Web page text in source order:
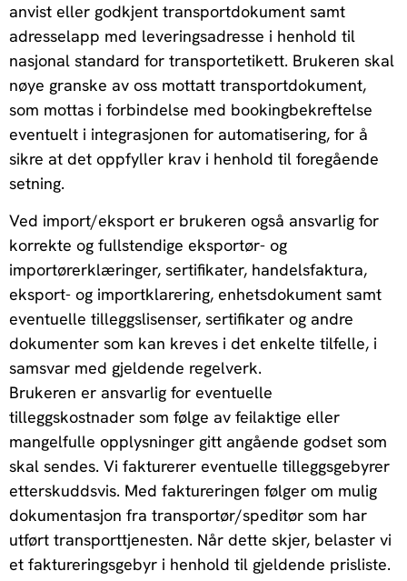
anvist eller godkjent transportdokument samt
adresselapp med leveringsadresse i henhold til
nasjonal standard for transportetikett. Brukeren skal
nøye granske av oss mottatt transportdokument,
som mottas i forbindelse med bookingbekreftelse
eventuelt i integrasjonen for automatisering, for å
sikre at det oppfyller krav i henhold til foregående
setning.
Ved import/eksport er brukeren også ansvarlig for
korrekte og fullstendige eksportør- og
importørerklæringer, sertifikater, handelsfaktura,
eksport- og importklarering, enhetsdokument samt
eventuelle tilleggslisenser, sertifikater og andre
dokumenter som kan kreves i det enkelte tilfelle, i
samsvar med gjeldende regelverk.
Brukeren er ansvarlig for eventuelle
tilleggskostnader som følge av feilaktige eller
mangelfulle opplysninger gitt angående godset som
skal sendes. Vi fakturerer eventuelle tilleggsgebyrer
etterskuddsvis. Med faktureringen følger om mulig
dokumentasjon fra transportør/speditør som har
utført transporttjenesten. Når dette skjer, belaster vi
et faktureringsgebyr i henhold til gjeldende prisliste.